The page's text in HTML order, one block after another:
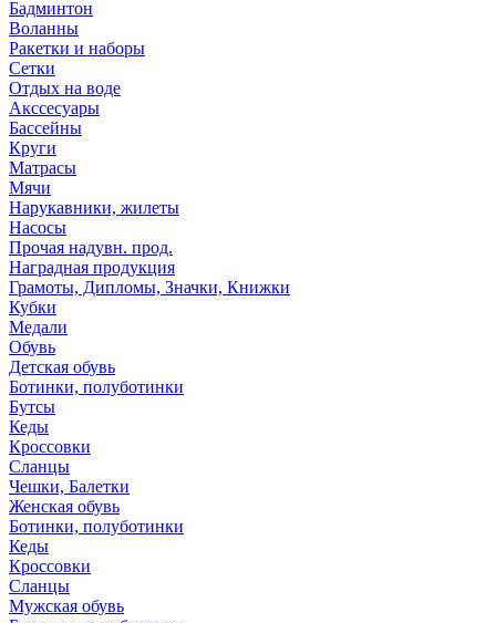
Бадминтон
Воланны
Ракетки и наборы
Сетки
Отдых на воде
Акссесуары
Бассейны
Круги
Матрасы
Мячи
Нарукавники, жилеты
Насосы
Прочая надувн. прод.
Наградная продукция
Грамоты, Дипломы, Значки, Книжки
Кубки
Медали
Обувь
Детская обувь
Ботинки, полуботинки
Бутсы
Кеды
Кроссовки
Сланцы
Чешки, Балетки
Женская обувь
Ботинки, полуботинки
Кеды
Кроссовки
Сланцы
Мужская обувь